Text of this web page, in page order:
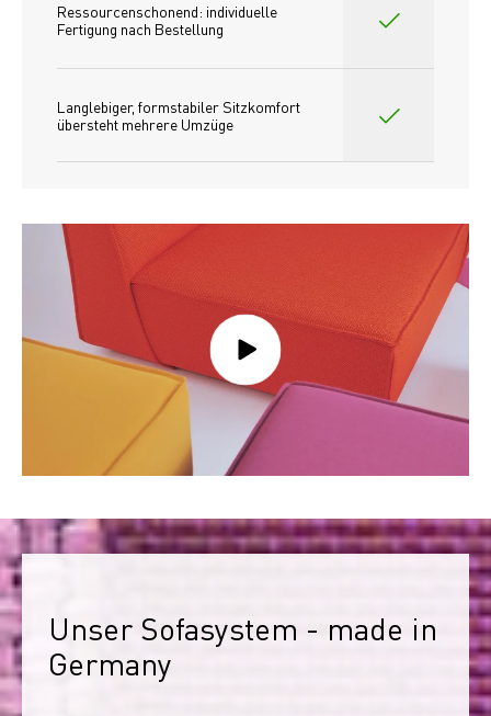
Ressourcenschonend: individuelle
Fertigung nach Bestellung
Langlebiger, formstabiler Sitzkomfort
übersteht mehrere Umzüge
Unser Sofasystem - made in
Germany